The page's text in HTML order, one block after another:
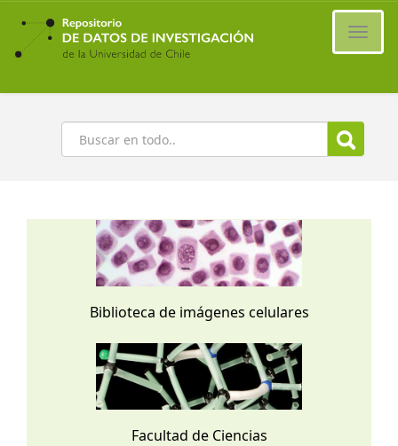
Ir
contenido
principal
Buscar
Biblioteca de imágenes celulares
Facultad de Ciencias